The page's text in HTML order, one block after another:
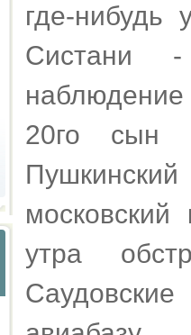
где-
Систани
20го сын
утра